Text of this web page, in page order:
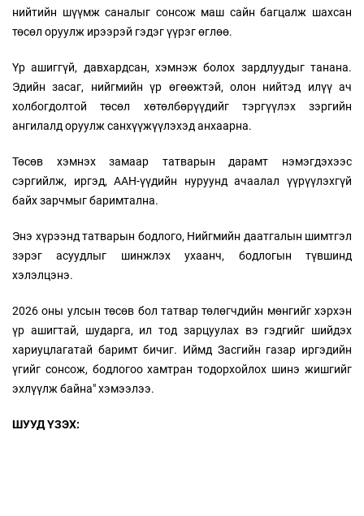
нийтийн шүүмж саналыг сонсож маш сайн багцалж шахсан
төсөл оруулж ирээрэй гэдэг үүрэг өглөө.
Үр ашиггүй, давхардсан, хэмнэж болох зардлуудыг танана.
Эдийн засаг, нийгмийн үр өгөөжтэй, олон нийтэд илүү ач
холбогдолтой төсөл хөтөлбөрүүдийг тэргүүлэх зэргийн
ангилалд оруулж санхүүжүүлэхэд анхаарна.
Төсөв хэмнэх замаар татварын дарамт нэмэгдэхээс
сэргийлж, иргэд, ААН-үүдийн нуруунд ачаалал үүрүүлэхгүй
байх зарчмыг баримтална.
Энэ хүрээнд татварын бодлого, Нийгмийн даатгалын шимтгэл
зэрэг асуудлыг шинжлэх ухаанч, бодлогын түвшинд
хэлэлцэнэ.
2026 оны улсын төсөв бол татвар төлөгчдийн мөнгийг хэрхэн
үр ашигтай, шударга, ил тод зарцуулах вэ гэдгийг шийдэх
хариуцлагатай баримт бичиг. Иймд Засгийн газар иргэдийн
үгийг сонсож, бодлогоо хамтран тодорхойлох шинэ жишгийг
эхлүүлж байна" хэмээлээ.
ШУУД ҮЗЭХ: